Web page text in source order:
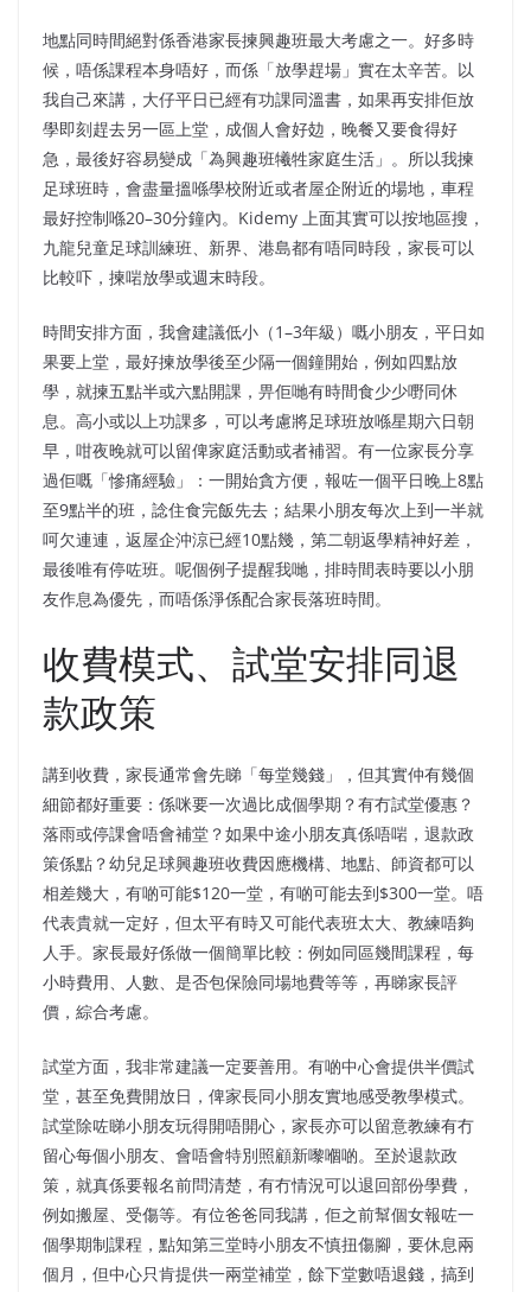
地點同時間絕對係香港家長揀興趣班最大考慮之一。好多時
候，唔係課程本身唔好，而係「放學趕場」實在太辛苦。以
我自己來講，大仔平日已經有功課同溫書，如果再安排佢放
學即刻趕去另一區上堂，成個人會好攰，晚餐又要食得好
急，最後好容易變成「為興趣班犧牲家庭生活」。所以我揀
足球班時，會盡量搵喺學校附近或者屋企附近的場地，車程
最好控制喺20–30分鐘內。Kidemy 上面其實可以按地區搜，
九龍兒童足球訓練班、新界、港島都有唔同時段，家長可以
比較吓，揀啱放學或週末時段。
時間安排方面，我會建議低小（1–3年級）嘅小朋友，平日如
果要上堂，最好揀放學後至少隔一個鐘開始，例如四點放
學，就揀五點半或六點開課，畀佢哋有時間食少少嘢同休
息。高小或以上功課多，可以考慮將足球班放喺星期六日朝
早，咁夜晚就可以留俾家庭活動或者補習。有一位家長分享
過佢嘅「慘痛經驗」：一開始貪方便，報咗一個平日晚上8點
至9點半的班，諗住食完飯先去；結果小朋友每次上到一半就
呵欠連連，返屋企沖涼已經10點幾，第二朝返學精神好差，
最後唯有停咗班。呢個例子提醒我哋，排時間表時要以小朋
友作息為優先，而唔係淨係配合家長落班時間。
收費模式、試堂安排同退
款政策
講到收費，家長通常會先睇「每堂幾錢」，但其實仲有幾個
細節都好重要：係咪要一次過比成個學期？有冇試堂優惠？
落雨或停課會唔會補堂？如果中途小朋友真係唔啱，退款政
策係點？幼兒足球興趣班收費因應機構、地點、師資都可以
相差幾大，有啲可能$120一堂，有啲可能去到$300一堂。唔
代表貴就一定好，但太平有時又可能代表班太大、教練唔夠
人手。家長最好係做一個簡單比較：例如同區幾間課程，每
小時費用、人數、是否包保險同場地費等等，再睇家長評
價，綜合考慮。
試堂方面，我非常建議一定要善用。有啲中心會提供半價試
堂，甚至免費開放日，俾家長同小朋友實地感受教學模式。
試堂除咗睇小朋友玩得開唔開心，家長亦可以留意教練有冇
留心每個小朋友、會唔會特別照顧新嚟嗰啲。至於退款政
策，就真係要報名前問清楚，有冇情況可以退回部份學費，
例如搬屋、受傷等。有位爸爸同我講，佢之前幫個女報咗一
個學期制課程，點知第三堂時小朋友不慎扭傷腳，要休息兩
個月，但中心只肯提供一兩堂補堂，餘下堂數唔退錢，搞到